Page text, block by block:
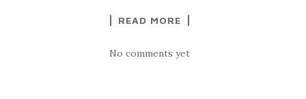
READ MORE
No comments yet